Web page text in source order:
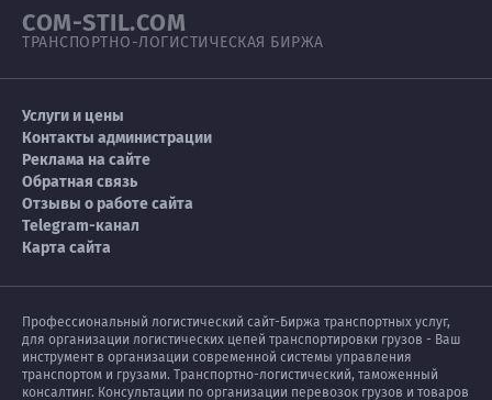
COM-STIL.COM
ТРАНСПОРТНО-ЛОГИСТИЧЕСКАЯ БИРЖА
Услуги и цены
Контакты администрации
Реклама на сайте
Обратная связь
Отзывы о работе сайта
Telegram-канал
Карта сайта
Профессиональный логистический сайт-Биржа транспортных услуг,
для организации логистических цепей транспортировки грузов - Ваш
инструмент в организации современной системы управления
транспортом и грузами. Транспортно-логистический, таможенный
консалтинг. Консультации по организации перевозок грузов и товаров